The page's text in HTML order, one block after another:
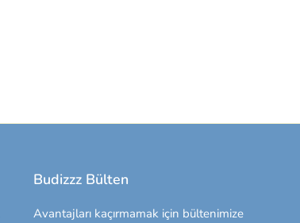
Budizzz Bülten
Avantajları kaçırmamak için bültenimize